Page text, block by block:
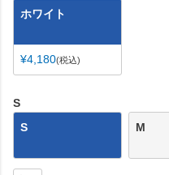
ホワイト
¥4,180 税込
S
S
M